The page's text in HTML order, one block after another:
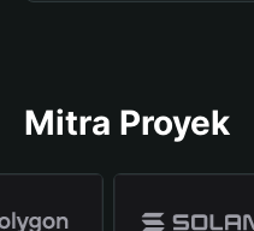
Mitra Proyek